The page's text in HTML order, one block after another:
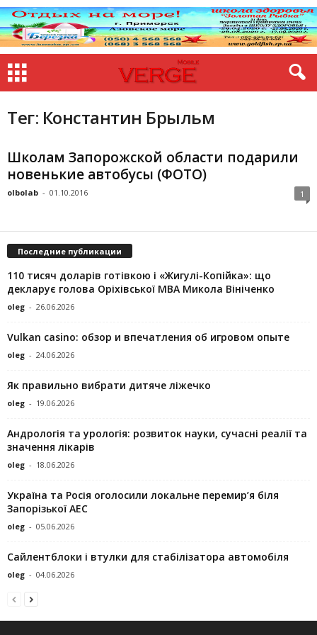
Тег: Константин Брыльм
Школам Запорожской области подарили
новенькие автобусы (ФОТО)
olbolab - 01.10.2016 1
Последние публикации
110 тисяч доларів готівкою і «Жигулі-Копійка»: що
декларує голова Оріхівської МВА Микола Вініченко
oleg - 26.06.2026
Vulkan casino: обзор и впечатления об игровом опыте
oleg - 24.06.2026
Як правильно вибрати дитяче ліжечко
oleg - 19.06.2026
Андрологія та урологія: розвиток науки, сучасні реалії та
значення лікарів
oleg - 18.06.2026
Україна та Росія оголосили локальне перемир’я біля
Запорізької АЕС
oleg - 05.06.2026
Сайлентблоки і втулки для стабілізатора автомобіля
oleg - 04.06.2026